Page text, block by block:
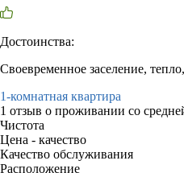
Достоинства:
Своевременное заселение,
1-комнатная квартира
1 отзыв о проживании со
Чистота
Цена - качество
Качество обслуживания
Расположение